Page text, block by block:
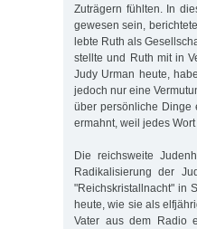
Zuträgern fühlten. In
gewesen sein,
lebte Ruth als
stellte und Ruth mit in
Judy Urman heute,
jedoch nur eine
über persönliche Dinge
ermahnt, weil jedes
Die reichsweite
Radikalisierung der
"Reichskristallnacht" in
heute, wie sie als
Vater aus dem Radio